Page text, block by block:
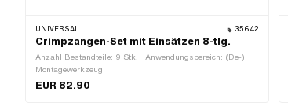
UNIVERSAL 35642
Crimpzangen-Set mit Einsätzen 8-tlg.
Anzahl Bestandteile: 9 Stk. · Anwendungsbereich: (De-)
Montagewerkzeug
EUR 82.90